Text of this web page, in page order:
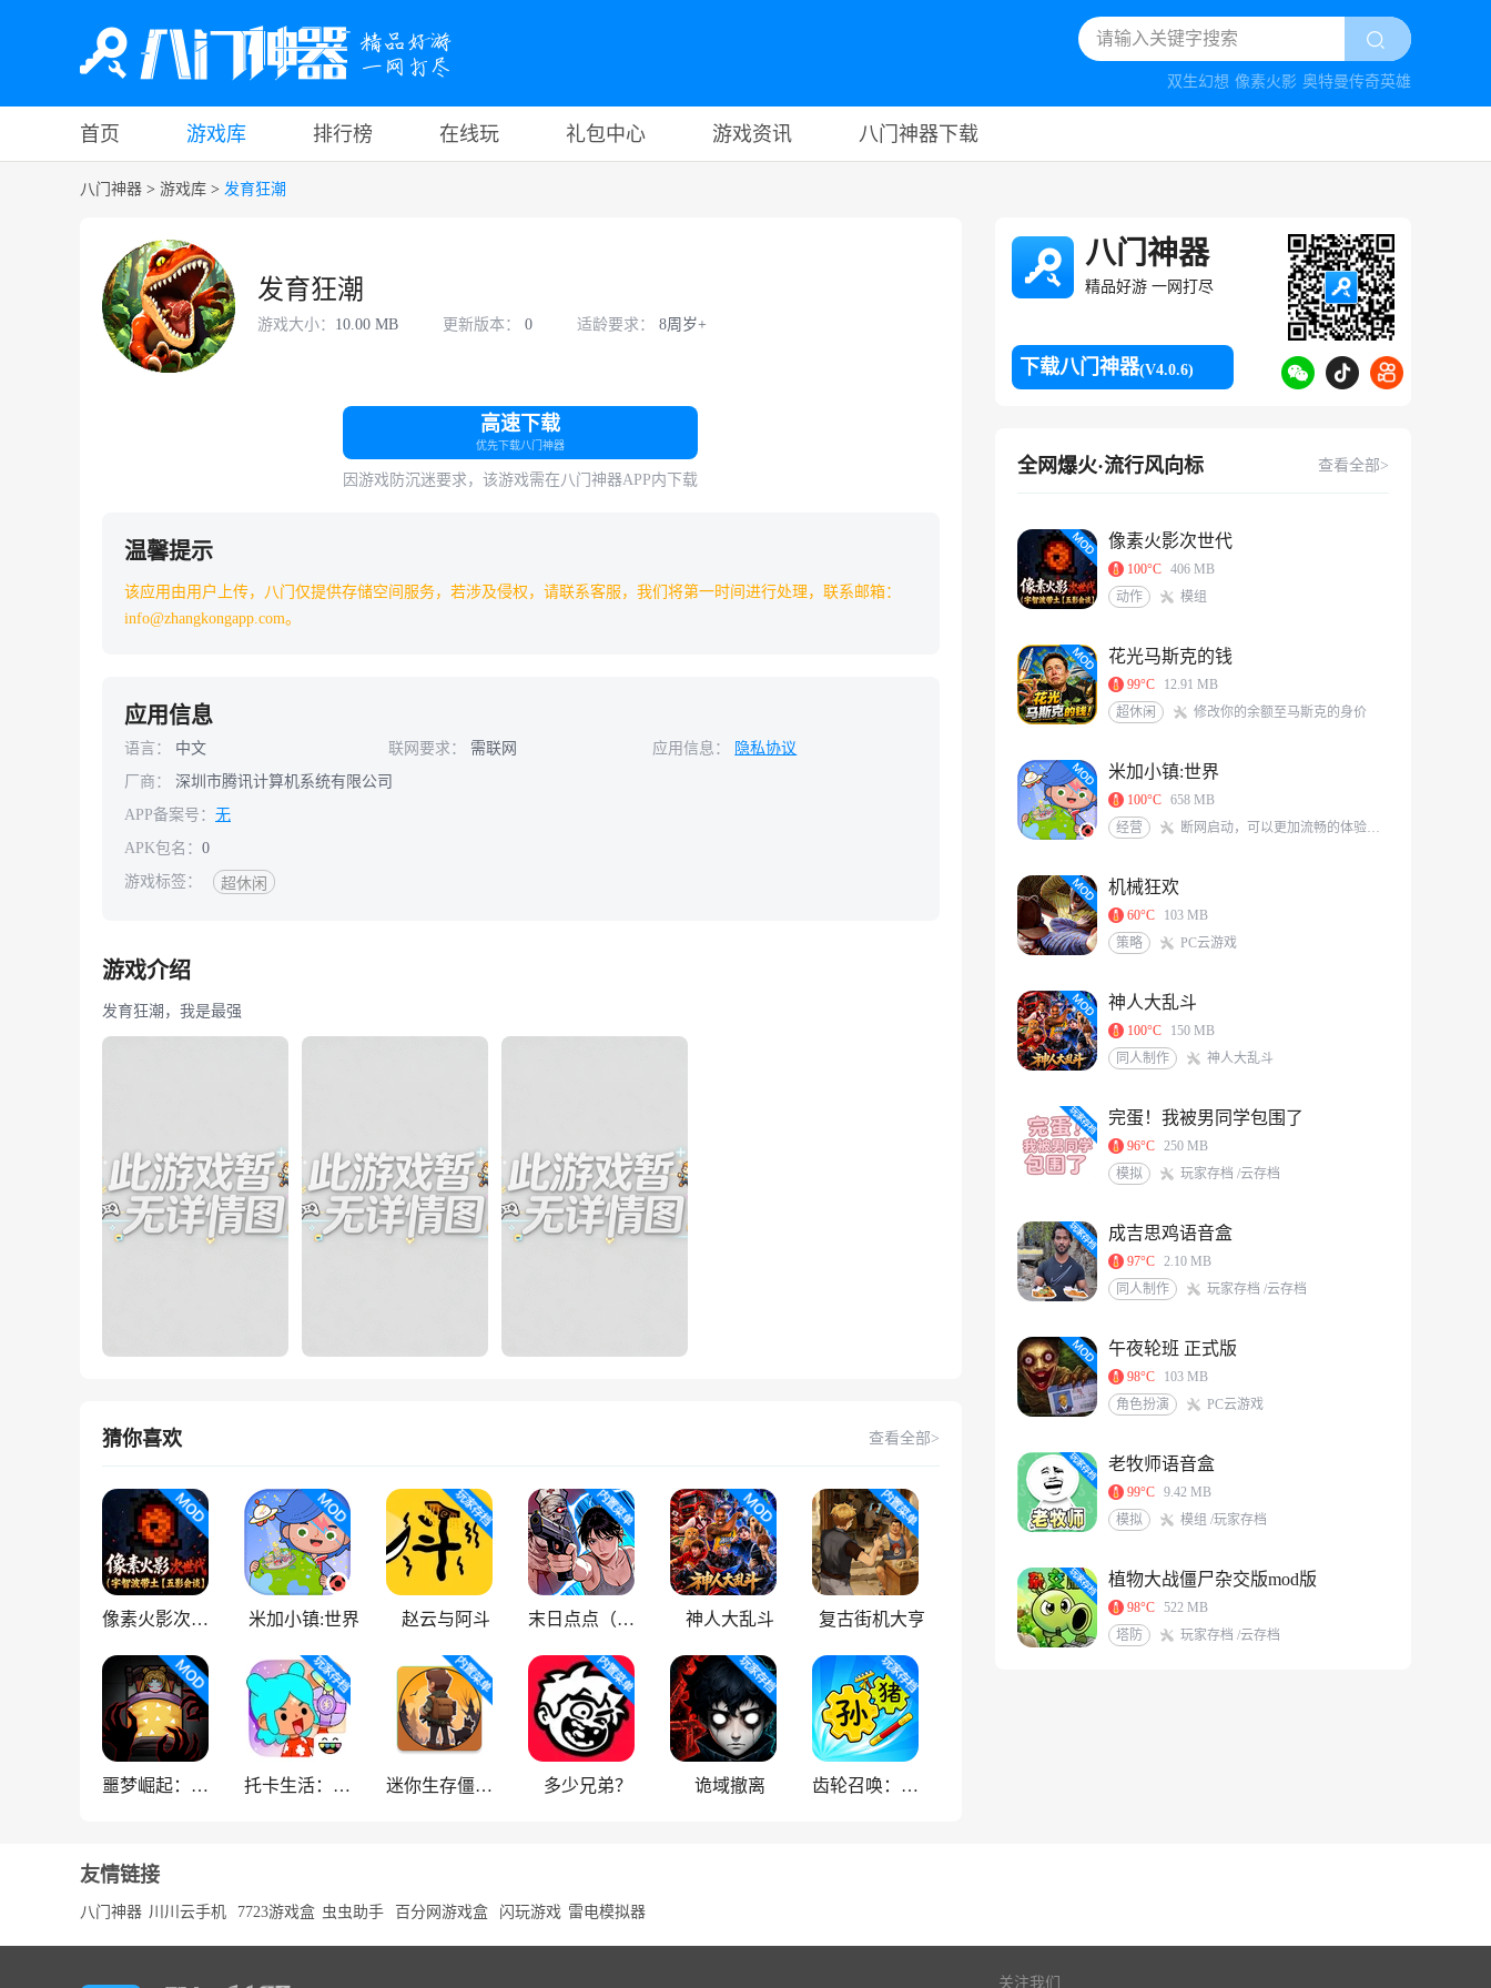
双生幻想 像素火影 奥特曼传奇英雄
首页 游戏库 排行榜 在线玩 礼包中心 游戏资讯 八门神器下载
八门神器 > 游戏库 > 发育狂潮
发育狂潮
游戏大小： 10.00 MB 更新版本： 0 适龄要求： 8周岁+
高速下载
优先下载八门神器
因游戏防沉迷要求，该游戏需在八门神器APP内下载
温馨提示
该应用由用户上传，八门仅提供存储空间服务，若涉及侵权，请联系客服，我们将第一时间进行处理，联系邮箱：
info@zhangkongapp.com。
应用信息
语言： 中文 联网要求： 需联网 应用信息：
隐私协议
厂商：
深圳市腾讯计算机系统有限公司
APP备案号： 无
APK包名： 0
游戏标签：
超休闲
游戏介绍
发育狂潮，我是最强
猜你喜欢 查看全部>
像素火影次世代 米加小镇:世界 赵云与阿斗 末日点点（辅助菜单） 神人大乱斗 复古街机大亨
噩梦崛起：生存 托卡生活：世界 迷你生存僵尸大战魔改版 多少兄弟？ 诡域撤离 齿轮召唤：汉字战争
八门神器
精品好游 一网打尽
下载八门神器(V4.0.6)
全网爆火·流行风向标 查看全部>
像素火影次世代
100°C
406 MB
动作
模组
花光马斯克的钱
99°C
12.91 MB
超休闲
修改你的余额至马斯克的身价
米加小镇:世界
100°C
658 MB
经营
断网启动，可以更加流畅的体验游戏<br/>米加/托卡玩家QQ交流群：117331491[action url=http://qm.qq.com/cgi-bin/qm/qr?_wv=1027&k=6X8Vf-nbKoIVVCzMHEKJaKq-S0A0zIrS&authKey=L77PNkwS6KWVs379sBDg9O7J%2BZLRFEjjXTWpXqGBveIRNdsENG0elvPpkFj%2FRVd7&noverify=0&group_code=117331491 text=加入QQ群聊]
机械狂欢
60°C
103 MB
策略
PC云游戏
神人大乱斗
100°C
150 MB
同人制作
神人大乱斗
完蛋！我被男同学包围了
96°C
250 MB
模拟
玩家存档 /云存档
成吉思鸡语音盒
97°C
2.10 MB
同人制作
玩家存档 /云存档
午夜轮班 正式版
98°C
103 MB
角色扮演
PC云游戏
老牧师语音盒
99°C
9.42 MB
模拟
模组 /玩家存档
植物大战僵尸杂交版mod版
98°C
522 MB
塔防
玩家存档 /云存档
友情链接
八门神器 川川云手机 7723游戏盒 虫虫助手 百分网游戏盒 闪玩游戏 雷电模拟器
关注我们